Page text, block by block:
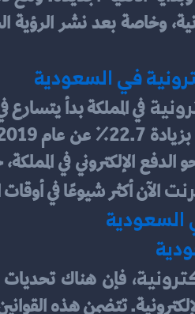
في السعودية
الآن أكثر شيوعًا في
السعودية